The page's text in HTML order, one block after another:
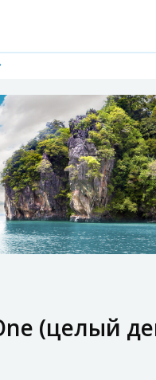
(целый